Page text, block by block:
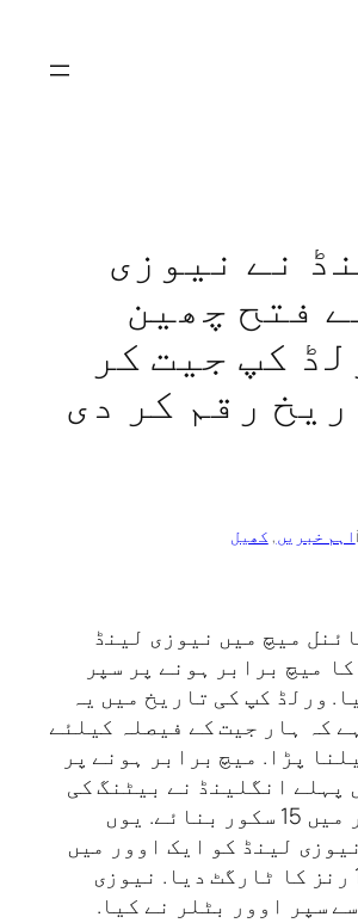
نے نیوزی
فتح چھین
کپ جیت کر
رقم کر دی
اہم خبریں, کھیل
میچ میں نیوزی لینڈ
میچ برابر ہونے پر سپر
ورلڈ کپ کی تاریخ میں یہ
کہ ہار جیت کے فیصلہ کیلئے
پڑا. میچ برابر ہونے پر
پہلے انگلینڈ نے بیٹنگ کی
اور سپر اوور میں‌ 15 سکور بنائے. یوں‌
لینڈ کو ایک اوور میں
فتح کیلئے 16 رنز کا ٹارگٹ‌ دیا. نیوزی
سپر اوور بٹلر نے کیا.